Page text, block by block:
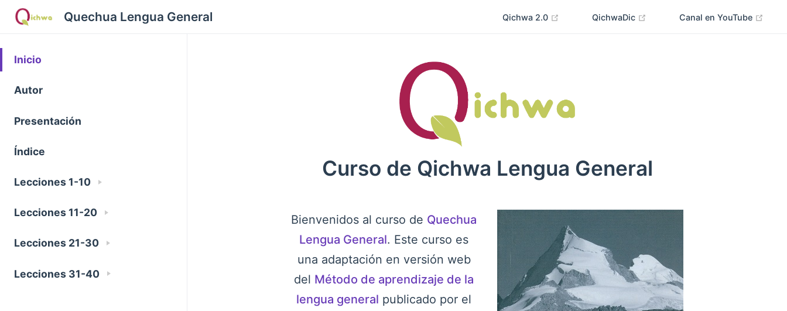
Quechua Lengua General Qichwa 2.0 QichwaDic Canal en YouTube
Inicio
Autor
Presentación
Índice
Lecciones 1-10
Lecciones 11-20
Lecciones 21-30
Lecciones 31-40
Curso de Qichwa Lengua General
Bienvenidos al curso de Quechua
Lengua General. Este curso es
una adaptación en versión web
del Método de aprendizaje de la
lengua general publicado por el